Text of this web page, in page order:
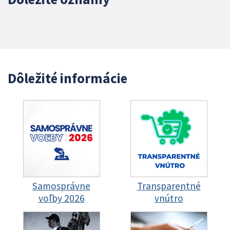
Dôležité informácie
Samosprávne
voľby 2026
Transparentné
vnútro